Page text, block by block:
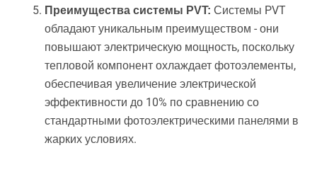
Преимущества системы PVT: Системы PVT
обладают уникальным преимуществом - они
повышают электрическую мощность, поскольку
тепловой компонент охлаждает фотоэлементы,
обеспечивая увеличение электрической
эффективности до 10% по сравнению со
стандартными фотоэлектрическими панелями в
жарких условиях.